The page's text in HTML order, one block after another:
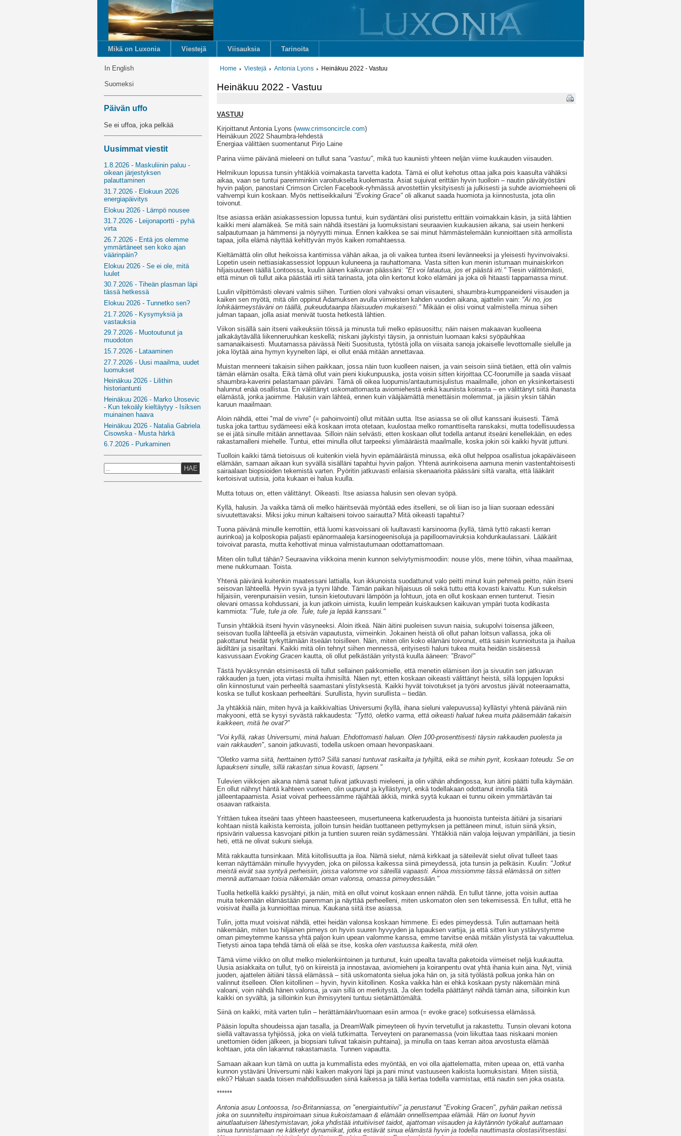
Mikä on Luxonia Viestejä Viisauksia Tarinoita
In English
Suomeksi
Päivän uffo
Se ei uffoa, joka pelkää
Uusimmat viestit
1.8.2026 - Maskuliinin paluu -
oikean järjestyksen
palauttaminen
31.7.2026 - Elokuun 2026
energiapäivitys
Elokuu 2026 - Lämpö nousee
31.7.2026 - Leijonaportti - pyhä
virta
26.7.2026 - Entä jos olemme
ymmärtäneet sen koko ajan
väärinpäin?
Elokuu 2026 - Se ei ole, mitä
luulet
30.7.2026 - Tiheän plasman läpi
tässä hetkessä
Elokuu 2026 - Tunnetko sen?
21.7.2026 - Kysymyksiä ja
vastauksia
29.7.2026 - Muotoutunut ja
muodoton
15.7.2026 - Lataaminen
27.7.2026 - Uusi maailma, uudet
luomukset
Heinäkuu 2026 - Lilithin
historiantunti
Heinäkuu 2026 - Marko Urosevic
- Kun tekoäly kieltäytyy - Isiksen
muinainen haava
Heinäkuu 2026 - Natalia Gabriela
Cisowska - Musta härkä
6.7.2026 - Purkaminen
HAE
Home Viestejä Antonia Lyons Heinäkuu 2022 - Vastuu
Heinäkuu 2022 - Vastuu
VASTUU
Kirjoittanut Antonia Lyons (www.crimsoncircle.com)
Heinäkuun 2022 Shaumbra-lehdestä
Energiaa välittäen suomentanut Pirjo Laine
Parina viime päivänä mieleeni on tullut sana "vastuu" , mikä tuo kauniisti yhteen neljän viime kuukauden viisauden.
Helmikuun lopussa tunsin yhtäkkiä voimakasta tarvetta kadota. Tämä ei ollut kehotus ottaa jalka pois kaasulta vähäksi
aikaa, vaan se tuntui paremminkin varoitukselta kuolemasta. Asiat sujuivat erittäin hyvin tuolloin – nautin päivätyöstäni
hyvin paljon, panostani Crimson Circlen Facebook-ryhmässä arvostettiin yksityisesti ja julkisesti ja suhde aviomieheeni oli
vahvempi kuin koskaan. Myös nettiseikkailuni "Evoking Grace" oli alkanut saada huomiota ja kiinnostusta, jota olin
toivonut.
Itse asiassa erään asiakassession lopussa tuntui, kuin sydäntäni olisi puristettu erittäin voimakkain käsin, ja siitä lähtien
kaikki meni alamäkeä. Se mitä sain nähdä itsestäni ja luomuksistani seuraavien kuukausien aikana, sai usein henkeni
salpautumaan ja hämmensi ja nöyryytti minua. Ennen kaikkea se sai minut hämmästelemään kunnioittaen sitä armollista
tapaa, jolla elämä näyttää kehittyvän myös kaiken romahtaessa.
Kieltämättä olin ollut heikoissa kantimissa vähän aikaa, ja oli vaikea tuntea itseni levänneeksi ja yleisesti hyvinvoivaksi.
Lopetin usein nettiasiakassessiot loppuun kuluneena ja rauhattomana. Vasta sitten kun menin istumaan muinaiskirkon
hiljaisuuteen täällä Lontoossa, kuulin äänen kaikuvan päässäni: "Et voi latautua, jos et päästä irti." Tiesin välittömästi,
että minun oli tullut aika päästää irti siitä tarinasta, jota olin kertonut koko elämäni ja joka oli hitaasti tappamassa minut.
Luulin vilpittömästi olevani valmis siihen. Tuntien oloni vahvaksi oman viisauteni, shaumbra-kumppaneideni viisauden ja
kaiken sen myötä, mitä olin oppinut Adamuksen avulla viimeisten kahden vuoden aikana, ajattelin vain: "Ai no, jos
lohikäärmeystäväni on täällä, pukeudutaanpa tilaisuuden mukaisesti." Mikään ei olisi voinut valmistella minua siihen
julman tapaan, jolla asiat menivät tuosta hetkestä lähtien.
Viikon sisällä sain itseni vaikeuksiin töissä ja minusta tuli melko epäsuosittu; näin naisen makaavan kuolleena
jalkakäytävällä liikenneruuhkan keskellä; niskani jäykistyi täysin, ja onnistuin luomaan kaksi syöpäuhkaa
samanaikaisesti. Muutamassa päivässä Neiti Suositusta, tytöstä jolla on viisaita sanoja jokaiselle levottomalle sielulle ja
joka löytää aina hymyn kyynelten läpi, ei ollut enää mitään annettavaa.
Muistan menneeni takaisin siihen paikkaan, jossa näin tuon kuolleen naisen, ja vain seisoin siinä tietäen, että olin valmis
tämän elämän osalta. Eikä tämä ollut vain pieni kiukunpuuska, josta voisin sitten kirjoittaa CC-foorumille ja saada viisaat
shaumbra-kaverini pelastamaan päiväni. Tämä oli oikea luopumis/antautumisjulistus maailmalle, johon en yksinkertaisesti
halunnut enää osallistua. En välittänyt uskomattomasta aviomiehestä enkä kauniista koirasta – en välittänyt siitä ihanasta
elämästä, jonka jaoimme. Halusin vain lähteä, ennen kuin vääjäämättä menettäisin molemmat, ja jäisin yksin tähän
karuun maailmaan.
Aloin nähdä, ettei "mal de vivre" (= pahoinvointi) ollut mitään uutta. Itse asiassa se oli ollut kanssani ikuisesti. Tämä
tuska joka tarttuu sydämeesi eikä koskaan irrota otetaan, kuulostaa melko romanttiselta ranskaksi, mutta todellisuudessa
se ei jätä sinulle mitään annettavaa. Silloin näin selvästi, etten koskaan ollut todella antanut itseäni kenellekään, en edes
rakastamalleni miehelle. Tuntui, ettei minulla ollut tarpeeksi ylimääräistä maailmalle, koska jokin söi kaikki hyvät juttuni.
Tuolloin kaikki tämä tietoisuus oli kuitenkin vielä hyvin epämääräistä minussa, eikä ollut helppoa osallistua jokapäiväiseen
elämään, samaan aikaan kun syvällä sisälläni tapahtui hyvin paljon. Yhtenä aurinkoisena aamuna menin vastentahtoisesti
sairaalaan biopsioiden tekemistä varten. Pyöritin jatkuvasti erilaisia skenaarioita päässäni siltä varalta, että lääkärit
kertoisivat uutisia, joita kukaan ei halua kuulla.
Mutta totuus on, etten välittänyt. Oikeasti. Itse asiassa halusin sen olevan syöpä.
Kyllä, halusin. Ja vaikka tämä oli melko häiritsevää myöntää edes itselleni, se oli liian iso ja liian suoraan edessäni
sivuutettavaksi. Miksi joku minun kaltaiseni toivoo sairautta? Mitä oikeasti tapahtui?
Tuona päivänä minulle kerrottiin, että luomi kasvoissani oli luultavasti karsinooma (kyllä, tämä tyttö rakasti kerran
aurinkoa) ja kolposkopia paljasti epänormaaleja karsinogeenisoluja ja papilloomaviruksia kohdunkaulassani. Lääkärit
toivoivat parasta, mutta kehottivat minua valmistautumaan odottamattomaan.
Miten olin tullut tähän? Seuraavina viikkoina menin kunnon selviytymismoodiin: nouse ylös, mene töihin, vihaa maailmaa,
mene nukkumaan. Toista.
Yhtenä päivänä kuitenkin maatessani lattialla, kun ikkunoista suodattunut valo peitti minut kuin pehmeä peitto, näin itseni
seisovan lähteellä. Hyvin syvä ja tyyni lähde. Tämän paikan hiljaisuus oli sekä tuttu että kovasti kaivattu. Kun sukelsin
hiljaisiin, verenpunaisiin vesiin, tunsin kietoutuvani lämpöön ja lohtuun, jota en ollut koskaan ennen tuntenut. Tiesin
olevani omassa kohdussani, ja kun jatkoin uimista, kuulin lempeän kuiskauksen kaikuvan ympäri tuota kodikasta
kammiota: "Tule, tule ja ole. Tule, tule ja lepää kanssani."
Tunsin yhtäkkiä itseni hyvin väsyneeksi. Aloin itkeä. Näin äitini puoleisen suvun naisia, sukupolvi toisensa jälkeen,
seisovan tuolla lähteellä ja etsivän vapautusta, viimeinkin. Jokainen heistä oli ollut pahan loitsun vallassa, joka oli
pakottanut heidät tyrkyttämään itseään toisilleen. Näin, miten olin koko elämäni toivonut, että saisin kunnioitusta ja ihailua
äidiltäni ja sisariltani. Kaikki mitä olin tehnyt siihen mennessä, erityisesti haluni tukea muita heidän sisäisessä
kasvussaan Evoking Gracen kautta, oli ollut pelkästään yritystä kuulla ääneen: "Bravo!"
Tästä hyväksynnän etsimisestä oli tullut sellainen pakkomielle, että menetin elämisen ilon ja sivuutin sen jatkuvan
rakkauden ja tuen, jota virtasi muilta ihmisiltä. Näen nyt, etten koskaan oikeasti välittänyt heistä, sillä loppujen lopuksi
olin kiinnostunut vain perheeltä saamastani ylistyksestä. Kaikki hyvät toivotukset ja työni arvostus jäivät noteeraamatta,
koska se tullut koskaan perheeltäni. Surullista, hyvin surullista – tiedän.
Ja yhtäkkiä näin, miten hyvä ja kaikkivaltias Universumi (kyllä, ihana sieluni valepuvussa) kyllästyi yhtenä päivänä niin
makyooni, että se kysyi syvästä rakkaudesta: "Tyttö, oletko varma, että oikeasti haluat tukea muita pääsemään takaisin
kaikkeen, mitä he ovat?"
"Voi kyllä, rakas Universumi, minä haluan. Ehdottomasti haluan. Olen 100-prosenttisesti täysin rakkauden puolesta ja
vain rakkauden", sanoin jatkuvasti, todella uskoen omaan hevonpaskaani.
"Oletko varma siitä, herttainen tyttö? Sillä sanasi tuntuvat raskailta ja tyhjiltä, eikä se mihin pyrit, koskaan toteudu. Se on
lupaukseni sinulle, sillä rakastan sinua kovasti, lapseni."
Tulevien viikkojen aikana nämä sanat tulivat jatkuvasti mieleeni, ja olin vähän ahdingossa, kun äitini päätti tulla käymään.
En ollut nähnyt häntä kahteen vuoteen, olin uupunut ja kyllästynyt, enkä todellakaan odottanut innolla tätä
jälleentapaamista. Asiat voivat perheessämme räjähtää äkkiä, minkä syytä kukaan ei tunnu oikein ymmärtävän tai
osaavan ratkaista.
Yrittäen tukea itseäni taas yhteen haasteeseen, musertuneena katkeruudesta ja huonoista tunteista äitiäni ja sisariani
kohtaan niistä kaikista kerroista, jolloin tunsin heidän tuottaneen pettymyksen ja pettäneen minut, istuin siinä yksin,
ripsivärin valuessa kasvojani pitkin ja tuntien suuren reiän sydämessäni. Yhtäkkiä näin valoja leijuvan ympärilläni, ja tiesin
heti, että ne olivat sukuni sieluja.
Mitä rakkautta tunsinkaan. Mitä kiitollisuutta ja iloa. Nämä sielut, nämä kirkkaat ja säteilevät sielut olivat tulleet taas
kerran näyttämään minulle hyvyyden, joka on piilossa kaikessa siinä pimeydessä, jota tunsin ja pelkäsin. Kuulin: "Jotkut
meistä eivät saa syntyä perheisiin, joissa valomme voi säteillä vapaasti. Ainoa missiomme tässä elämässä on sitten
mennä auttamaan toisia näkemään oman valonsa, omassa pimeydessään."
Tuolla hetkellä kaikki pysähtyi, ja näin, mitä en ollut voinut koskaan ennen nähdä. En tullut tänne, jotta voisin auttaa
muita tekemään elämästään paremman ja näyttää perheelleni, miten uskomaton olen sen tekemisessä. En tullut, että he
voisivat ihailla ja kunnioittaa minua. Kaukana siitä itse asiassa.
Tulin, jotta muut voisivat nähdä, ettei heidän valonsa koskaan himmene. Ei edes pimeydessä. Tulin auttamaan heitä
näkemään, miten tuo hiljainen pimeys on hyvin suuren hyvyyden ja lupauksen vartija, ja että sitten kun ystävystymme
oman pimeytemme kanssa yhtä paljon kuin upean valomme kanssa, emme tarvitse enää mitään ylistystä tai vakuuttelua.
Tietysti ainoa tapa tehdä tämä oli elää se itse, koska olen vastuussa kaikesta, mitä olen.
Tämä viime viikko on ollut melko mielenkiintoinen ja tuntunut, kuin upealta tavalta paketoida viimeiset neljä kuukautta.
Uusia asiakkaita on tullut, työ on kiireistä ja innostavaa, aviomieheni ja koiranpentu ovat yhtä ihania kuin aina. Nyt, viiniä
juoden, ajattelen äitiäni tässä elämässä – sitä uskomatonta sielua joka hän on, ja sitä työlästä polkua jonka hän on
valinnut itselleen. Olen kiitollinen – hyvin, hyvin kiitollinen. Koska vaikka hän ei ehkä koskaan pysty näkemään minä
valoani, voin nähdä hänen valonsa, ja vain sillä on merkitystä. Ja olen todella päättänyt nähdä tämän aina, silloinkin kun
kaikki on syvältä, ja silloinkin kun ihmisyyteni tuntuu sietämättömältä.
Siinä on kaikki, mitä varten tulin – herättämään/tuomaan esiin armoa (= evoke grace) sotkuisessa elämässä.
Pääsin lopulta shoudeissa ajan tasalla, ja DreamWalk pimeyteen oli hyvin tervetullut ja rakastettu. Tunsin olevani kotona
siellä valtavassa tyhjiössä, joka on vielä tutkimatta. Terveyteni on paranemassa (voin liikuttaa taas niskaani monien
unettomien öiden jälkeen, ja biopsiani tulivat takaisin puhtaina), ja minulla on taas kerran aitoa arvostusta elämää
kohtaan, jota olin lakannut rakastamasta. Tunnen vapautta.
Samaan aikaan kun tämä on uutta ja kummallista edes myöntää, en voi olla ajattelematta, miten upeaa on, että vanha
kunnon ystäväni Universumi näki kaiken makyoni läpi ja pani minut vastuuseen kaikista luomuksistani. Miten siistiä,
eikö? Haluan saada toisen mahdollisuuden siinä kaikessa ja tällä kertaa todella varmistaa, että nautin sen joka osasta.
******
Antonia asuu Lontoossa, Iso-Britanniassa, on "energiaintuitiivi" ja perustanut "Evoking Gracen", pyhän paikan netissä
joka on suunniteltu inspiroimaan sinua kukoistamaan & elämään onnellisempaa elämää. Hän on luonut hyvin
ainutlaatuisen lähestymistavan, joka yhdistää intuitiiviset taidot, ajattoman viisauden ja käytännön työkalut auttamaan
sinua tunnistamaan ne kätketyt dynamiikat, jotka estävät sinua elämästä hyvin ja todella nauttimasta olostasi/itsestäsi.